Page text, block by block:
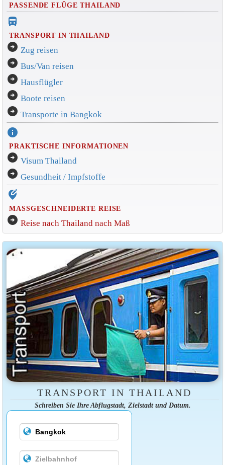
PASSENDE FLÜGE THAILAND
directions_bus_filled
TRANSPORT IN THAILAND
arrow_circle_right Zug reisen
arrow_circle_right Bus/Van reisen
arrow_circle_right Hausflügler
arrow_circle_right Boote reisen
arrow_circle_right Transporte in Bangkok
info
PRAKTISCHE INFORMATIONEN
arrow_circle_right Visum Thailand
arrow_circle_right Gesundheit / Impfstoffe
edit_location_alt
MASSGESCHNEIDERTE REISE
arrow_circle_right Reise nach Thailand nach Maß
TRANSPORT IN THAILAND
Schreiben Sie Ihre Abflugstadt, Zielstadt und Datum.